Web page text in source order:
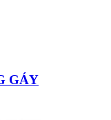
GÁY